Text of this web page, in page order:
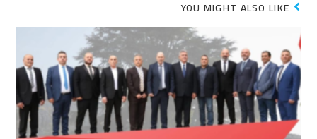
YOU MIGHT ALSO LIKE